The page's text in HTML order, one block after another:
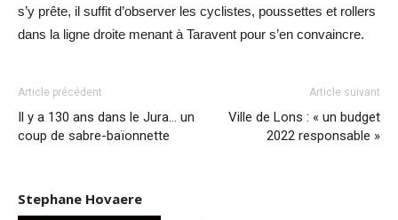
s’y prête, il suffit d’observer les cyclistes, poussettes et rollers
dans la ligne droite menant à Taravent pour s’en convaincre.
Article précédent
Il y a 130 ans dans le Jura… un
coup de sabre-baïonnette
Article suivant
Ville de Lons : « un budget
2022 responsable »
Stephane Hovaere